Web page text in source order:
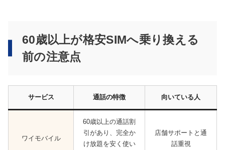
60歳以上が格安SIMへ乗り換える
前の注意点
サービス 通話の特徴 向いている人
ワイモバイル
60歳以上の通話割
引があり、完全か
け放題を安く使い
店舗サポートと通
話重視